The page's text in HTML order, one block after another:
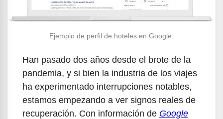
Ejemplo de perfil de hoteles en Google.
Han pasado dos años desde el brote de la
pandemia, y si bien la industria de los viajes
ha experimentado interrupciones notables,
estamos empezando a ver signos reales de
recuperación. Con información de Google